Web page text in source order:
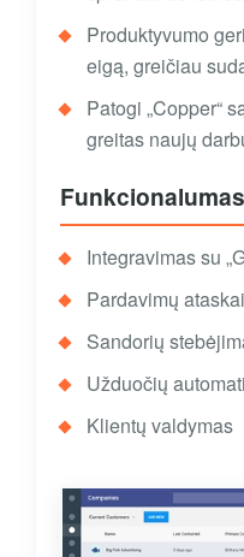
Produktyvumo
eigą, greičiau
Patogi „Copper“
greitas naujų
Funkcionalumas
Integravimas su
Pardavimų
Sandorių
Užduočių
Klientų valdymas